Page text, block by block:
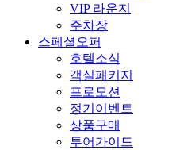
VIP 라운지
주차장
스페셜오퍼
호텔소식
객실패키지
프로모션
정기이벤트
상품구매
투어가이드